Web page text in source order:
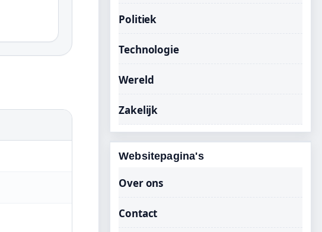
Politiek
Technologie
Wereld
Zakelijk
Websitepagina's
Over ons
Contact